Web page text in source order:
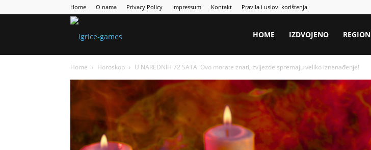
Home O nama Privacy Policy Impressum Kontakt Pravila i uslovi korištenja
HOME IZDVOJENO REGION
Home Horoskop U NAREDNIH 72 SATA: Ovo morate znati, zvijezde spremaju veliko iznenađenje!